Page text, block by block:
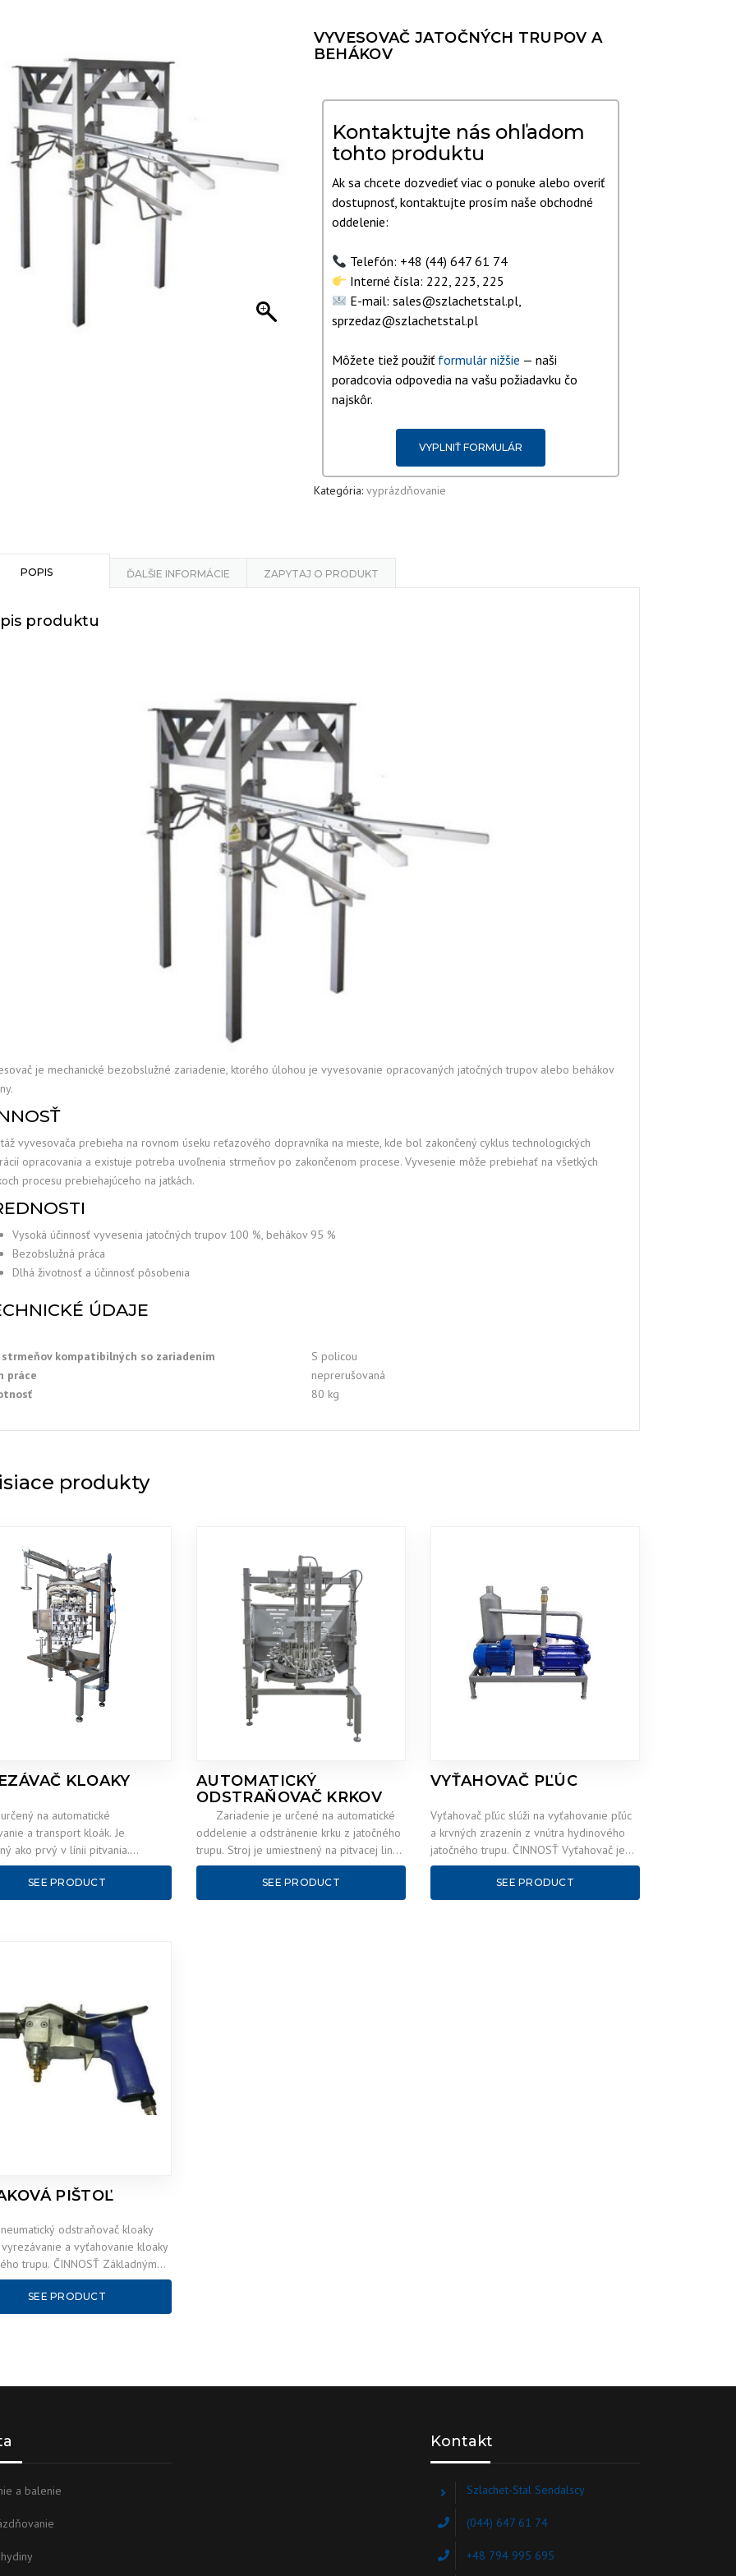
LIEČEBNÉ ZARIADENIA
VYVESOVAČ JATOČNÝCH TRUPOV A
BEHÁKOV
Kontaktujte nás ohľadom
tohto produktu
Ak sa chcete dozvedieť viac o ponuke alebo overiť
dostupnosť, kontaktujte prosím naše obchodné
oddelenie:
Telefón: +48 (44) 647 61 74
Interné čísla: 222, 223, 225
E-mail: sales@szlachetstal.pl,
sprzedaz@szlachetstal.pl
Môžete tiež použiť formulár nižšie — naši
poradcovia odpovedia na vašu požiadavku čo
najskôr.
VYPLNIŤ FORMULÁR
Kategória: vyprázdňovanie
POPIS ĎALŠIE INFORMÁCIE ZAPYTAJ O PRODUKT
produktu
je mechanické bezobslužné zariadenie, ktorého úlohou je vyvesovanie opracovaných jatočných trupov alebo behákov
vyvesovača prebieha na rovnom úseku reťazového dopravníka na mieste, kde bol zakončený cyklus technologických
opracovania a existuje potreba uvoľnenia strmeňov po zakončenom procese. Vyvesenie môže prebiehať na všetkých
procesu prebiehajúceho na jatkách.
Vysoká účinnosť vyvesenia jatočných trupov 100 %, behákov 95 %
Bezobslužná práca
Dlhá životnosť a účinnosť pôsobenia
ÚDAJE
strmeňov kompatibilných so zariadením
S policou
práce
neprerušovaná
80 kg
produkty
KLOAKY
na automatické
a transport kloák. Je
ako prvý v línii pitvania.
Jatočný trup je zavádzaný do…
SEE PRODUCT
AUTOMATICKÝ
ODSTRAŇOVAČ KRKOV
Zariadenie je určené na automatické
oddelenie a odstránenie krku z jatočného
trupu. Stroj je umiestnený na pitvacej linke
po…
SEE PRODUCT
VYŤAHOVAČ PĽÚC
Vyťahovač pľúc slúži na vyťahovanie pľúc
a krvných zrazenín z vnútra hydinového
jatočného trupu. ČINNOSŤ Vyťahovač je
spúšťaný zapnutím vákuového čerpadla.
SEE PRODUCT
PIŠTOĽ
odstraňovač kloaky
a vyťahovanie kloaky
trupu. ČINNOSŤ Základným
pištole je dvojdielny
SEE PRODUCT
a balenie
Kontakt
Szlachet-Stal Sendalscy
(044) 647 61 74
+48 794 995 695